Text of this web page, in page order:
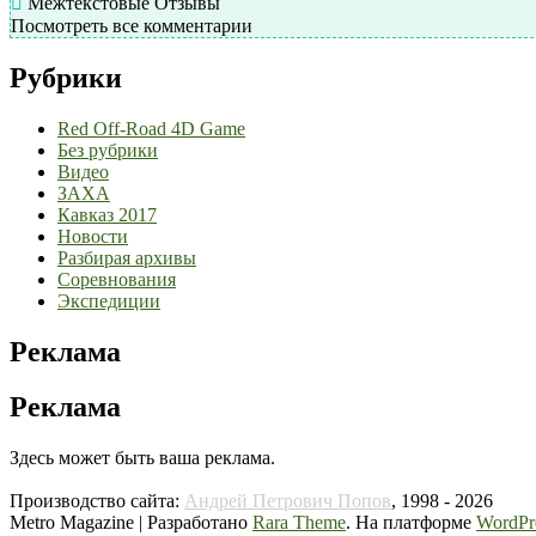
Посмотреть все комментарии
Рубрики
Red Off-Road 4D Game
Без рубрики
Видео
ЗАХА
Кавказ 2017
Новости
Разбирая архивы
Соревнования
Экспедиции
Реклама
Реклама
Здесь может быть ваша реклама.
Производство сайта: Андрей Петрович Попов, 1998 - 2026
Metro Magazine | Разработано Rara Theme. На платформе